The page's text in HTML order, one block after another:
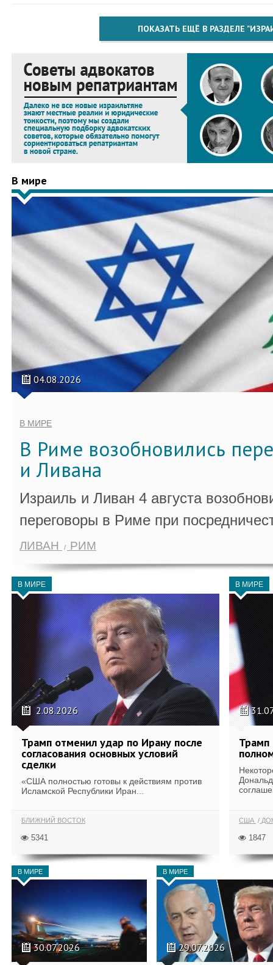
ПОКАЗАТЬ ЕЩЁ В РАЗДЕЛЕ
В мире
04.08.2026
В МИРЕ
В Риме возобновились
и Ливана
Израиль и Ливан 4 августа
переговоры в Риме при
ЛИВАН РИМ
В МИРЕ
2.08.2026
Трамп отменил удар по Ирану после
согласования основных условий
сделки
«США полностью готовы к действиям против
Исламской Республики Иран...
БЛИЖНИЙ ВОСТОК
5341
В МИРЕ
Трамп
США
1847
В МИРЕ
30.07.2026
В МИРЕ
29.07.2026